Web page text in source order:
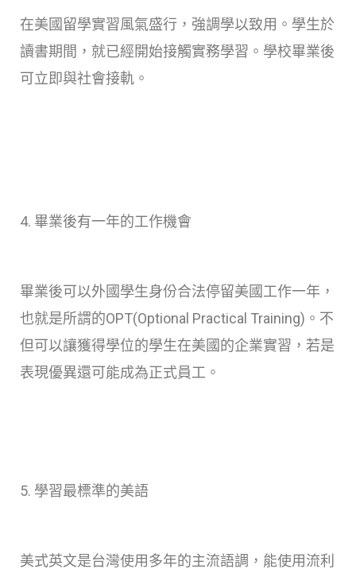
在美國留學實習風氣盛行，強調學以致用。學生於
讀書期間，就已經開始接觸實務學習。學校畢業後
可立即與社會接軌。
4. 畢業後有一年的工作機會
畢業後可以外國學生身份合法停留美國工作一年，
也就是所謂的OPT(Optional Practical Training)。不
但可以讓獲得學位的學生在美國的企業實習，若是
表現優異還可能成為正式員工。
5. 學習最標準的美語
美式英文是台灣使用多年的主流語調，能使用流利